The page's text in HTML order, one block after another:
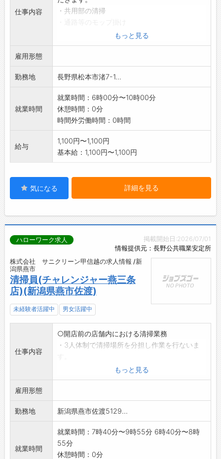
仕事内容
・共用部の清掃
・トイレ清掃(女子トイレを含む)
・ゴミ収集など
【就業先への直接連絡はご遠慮ください】
*応募する方は、ハローワークの紹介状をお持ち
ください。
変更範囲:変更なし
もっと見る
雇用形態
勤務地 長野県松本市渚7-1...
就業時間
就業時間：6時00分〜10時00分
休憩時間：0分
時間外労働時間：0時間
給与
1,100円〜1,100円
基本給：1,100円〜1,100円
気になる 詳細を見る
掲載開始日:2026/07/01
情報提供元：長野公共職業安定所
ハローワーク求人
株式会社 サニクリーン甲信越の求人情報 /新
潟県燕市
清掃員(チャレンジャー燕三条
店)(新潟県燕市佐渡)
未経験者活躍中 男女活躍中
仕事内容
○開店前の店舗内における清掃業務
・3人体制で清掃場所を分担し作業を行ないま
※基本的には掃き掃除、モップ掛けが主です
が、
※当社ホームページもご覧ください。
※60歳以上の方の応募も歓迎します。
【変更範囲:変更なし】
もっと見る
雇用形態
勤務地 新潟県燕市佐渡5129...
就業時間
就業時間：7時40分〜9時55分 6時40分〜8時
55分
休憩時間：0分